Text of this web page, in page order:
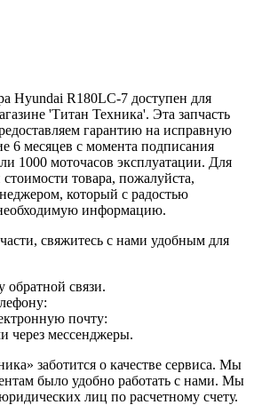
Hyundai R180LC-7 доступен для
'Титан Техника'. Эта запчасть
гарантию на исправную
6 месяцев с момента подписания
1000 моточасов эксплуатации. Для
товара, пожалуйста,
который с радостью
информацию.
свяжитесь с нами удобным для
обратной связи.
почту:
через мессенджеры.
заботится о качестве сервиса. Мы
было удобно работать с нами. Мы
лиц по расчетному счету.